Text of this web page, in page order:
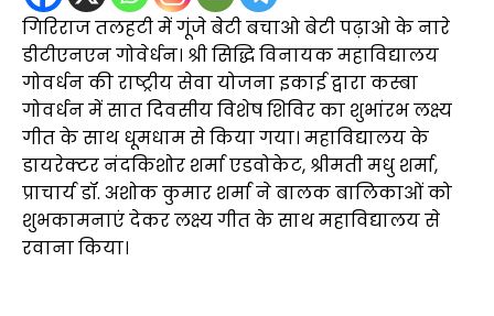
गिरिराज तलहटी में गूंजे बेटी बचाओ बेटी पढ़ाओ के नारे
डीटीएनएन गोवेर्धन। श्री सिद्धि विनायक महाविद्यालय
गोवर्धन की राष्ट्रीय सेवा योजना इकाई द्वारा कस्बा
गोवर्धन में सात दिवसीय विशेष शिविर का शुभांरभ लक्ष्य
गीत के साथ धूमधाम से किया गया। महाविद्यालय के
डायरेक्टर नंदकिशोर शर्मा एडवोकेट, श्रीमती मधु शर्मा,
प्राचार्य डॉ. अशोक कुमार शर्मा ने बालक बालिकाओं को
शुभकामनाएं देकर लक्ष्य गीत के साथ महाविद्यालय से
रवाना किया।